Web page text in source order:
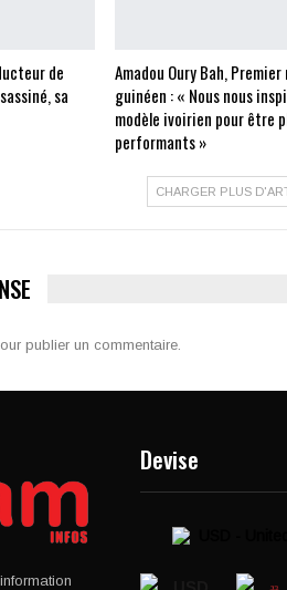
de
sa
Amadou Oury Bah,
guinéen : « Nous nous
modèle ivoirien pour être
performants »
CHARGER PLUS
publier un commentaire.
Devise